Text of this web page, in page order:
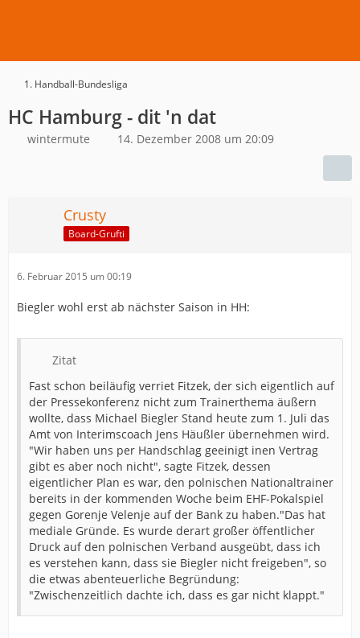
1. Handball-Bundesliga
HC Hamburg - dit 'n dat
wintermute 14. Dezember 2008 um 20:09
Crusty
Board-Grufti
6. Februar 2015 um 00:19
Biegler wohl erst ab nächster Saison in HH:
Zitat
Fast schon beiläufig verriet Fitzek, der sich eigentlich auf
der Pressekonferenz nicht zum Trainerthema äußern
wollte, dass Michael Biegler Stand heute zum 1. Juli das
Amt von Interimscoach Jens Häußler übernehmen wird.
"Wir haben uns per Handschlag geeinigt inen Vertrag
gibt es aber noch nicht", sagte Fitzek, dessen
eigentlicher Plan es war, den polnischen Nationaltrainer
bereits in der kommenden Woche beim EHF-Pokalspiel
gegen Gorenje Velenje auf der Bank zu haben."Das hat
mediale Gründe. Es wurde derart großer öffentlicher
Druck auf den polnischen Verband ausgeübt, dass ich
es verstehen kann, dass sie Biegler nicht freigeben", so
die etwas abenteuerliche Begründung:
"Zwischenzeitlich dachte ich, dass es gar nicht klappt."